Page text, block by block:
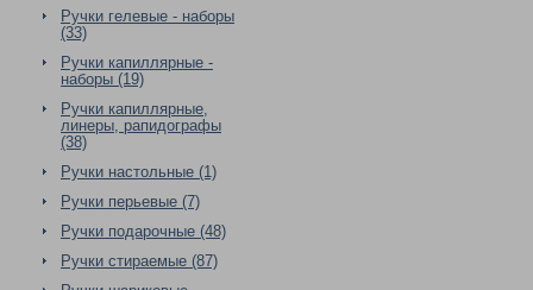
Ручки гелевые - наборы
(33)
Ручки капиллярные -
наборы (19)
Ручки капиллярные,
линеры, рапидографы
(38)
Ручки настольные (1)
Ручки перьевые (7)
Ручки подарочные (48)
Ручки стираемые (87)